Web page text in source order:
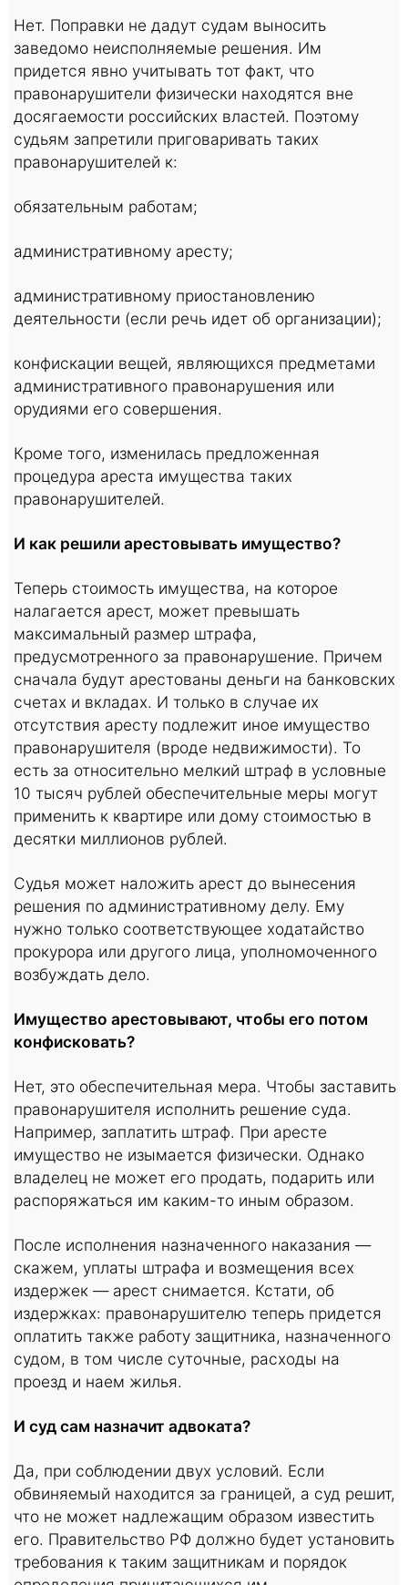
Нет. Поправки не дадут судам выносить
заведомо неисполняемые решения. Им
придется явно учитывать тот факт, что
правонарушители физически находятся вне
досягаемости российских властей. Поэтому
судьям запретили приговаривать таких
правонарушителей к:
обязательным работам;
административному аресту;
административному приостановлению
деятельности (если речь идет об организации);
конфискации вещей, являющихся предметами
административного правонарушения или
орудиями его совершения.
Кроме того, изменилась предложенная
процедура ареста имущества таких
правонарушителей.
И как решили арестовывать имущество?
Теперь стоимость имущества, на которое
налагается арест, может превышать
максимальный размер штрафа,
предусмотренного за правонарушение. Причем
сначала будут арестованы деньги на банковских
счетах и вкладах. И только в случае их
отсутствия аресту подлежит иное имущество
правонарушителя (вроде недвижимости). То
есть за относительно мелкий штраф в условные
10 тысяч рублей обеспечительные меры могут
применить к квартире или дому стоимостью в
десятки миллионов рублей.
Судья может наложить арест до вынесения
решения по административному делу. Ему
нужно только соответствующее ходатайство
прокурора или другого лица, уполномоченного
возбуждать дело.
Имущество арестовывают, чтобы его потом
конфисковать?
Нет, это обеспечительная мера. Чтобы заставить
правонарушителя исполнить решение суда.
Например, заплатить штраф. При аресте
имущество не изымается физически. Однако
владелец не может его продать, подарить или
распоряжаться им каким-то иным образом.
После исполнения назначенного наказания —
скажем, уплаты штрафа и возмещения всех
издержек — арест снимается. Кстати, об
издержках: правонарушителю теперь придется
оплатить также работу защитника, назначенного
судом, в том числе суточные, расходы на
проезд и наем жилья.
И суд сам назначит адвоката?
Да, при соблюдении двух условий. Если
обвиняемый находится за границей, а суд решит,
что не может надлежащим образом известить
его. Правительство РФ должно будет установить
требования к таким защитникам и порядок